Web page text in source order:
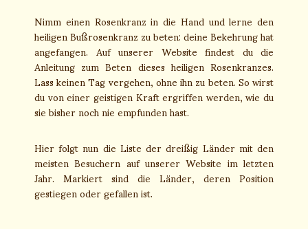
Nimm einen Rosenkranz in die Hand und lerne den
heiligen Bußrosenkranz zu beten: deine Bekehrung hat
angefangen. Auf unserer Website findest du die
Anleitung zum Beten dieses heiligen Rosenkranzes.
Lass keinen Tag vergehen, ohne ihn zu beten. So wirst
du von einer geistigen Kraft ergriffen werden, wie du
sie bisher noch nie empfunden hast.
Hier folgt nun die Liste der dreißig Länder mit den
meisten Besuchern auf unserer Website im letzten
Jahr. Markiert sind die Länder, deren Position
gestiegen oder gefallen ist.